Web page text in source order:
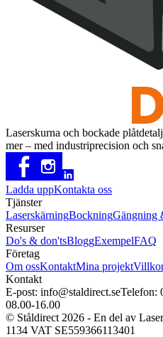
Laserskurna och bockade
mer – med industriprecision och
Ladda uppKontakta oss
Tjänster
LaserskärningBockningGängning
Resurser
Do's & don'tsBloggExempelFAQ
Företag
Om ossKontaktMina projekt
Kontakt
E-post: info@staldirect.seTelefon:
08.00-16.00
© Ståldirect 2026 - En del av
1134 VAT SE559366113401